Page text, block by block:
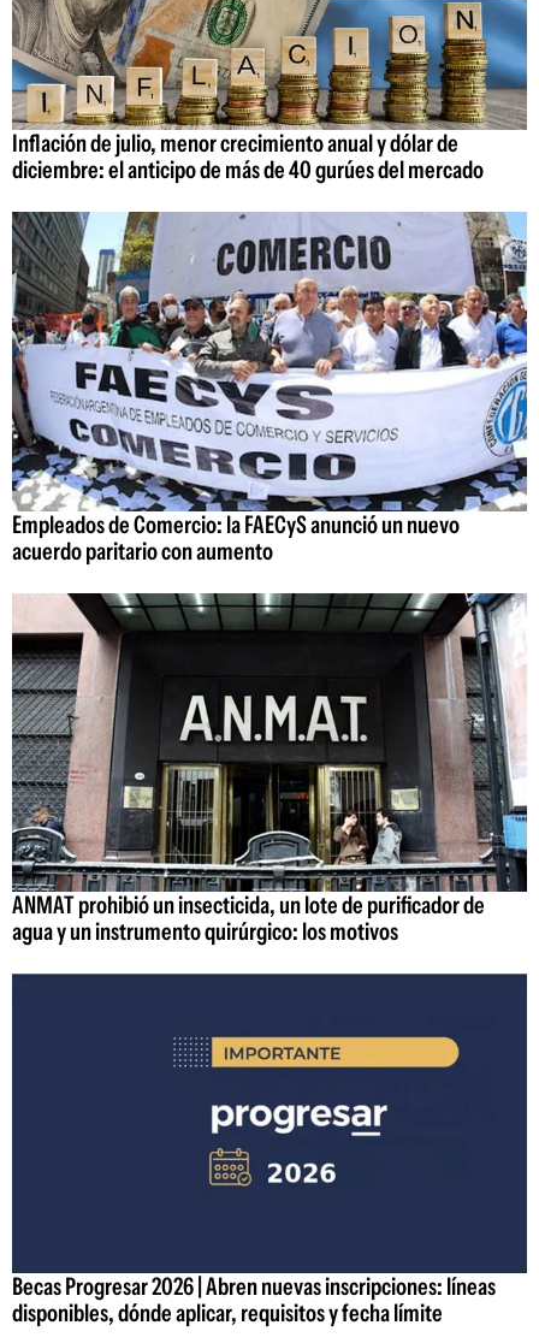
Inflación de julio, menor crecimiento anual y dólar de
diciembre: el anticipo de más de 40 gurúes del mercado
Empleados de Comercio: la FAECyS anunció un nuevo
acuerdo paritario con aumento
ANMAT prohibió un insecticida, un lote de purificador de
agua y un instrumento quirúrgico: los motivos
Becas Progresar 2026 | Abren nuevas inscripciones: líneas
disponibles, dónde aplicar, requisitos y fecha límite